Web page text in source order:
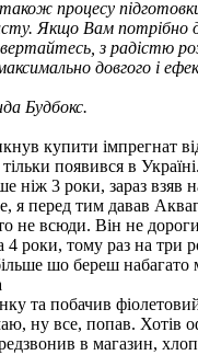
процесу
Якщо Вам потрібно
з радістю
довгого і
Будбокс.
купити імпрегнат
тільки появився в
ніж 3 роки, зараз взяв
я перед тим давав
не всюди. Він не
4 роки, тому раз на три
шо береш набагато
та побачив фіолетовий
ну все, попав. Хотів
в магазин,